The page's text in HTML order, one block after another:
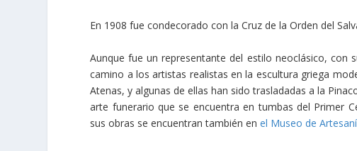
En 1908 fue condecorado con la Cruz de la Orden del
Aunque fue un representante del estilo neoclásico, con
camino a los artistas realistas en la escultura griega
Atenas, y algunas de ellas han sido trasladadas a la
arte funerario que se encuentra en tumbas del Primer
sus obras se encuentran también enel Museo de